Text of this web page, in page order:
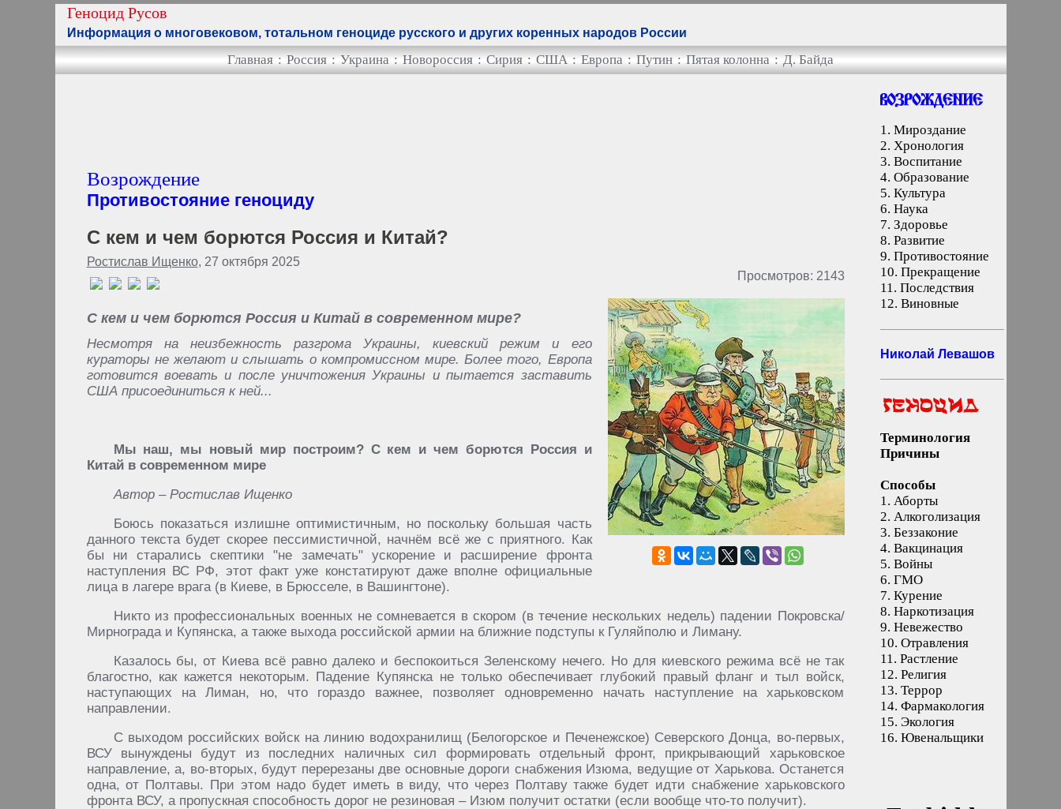
Геноцид Русов
Информация о многовековом, тотальном геноциде русского и других коренных народов России
Главная : Россия : Украина : Новороссия : Сирия : США : Европа : Путин : Пятая колонна : Д. Байда
Возрождение
Противостояние геноциду
С кем и чем борются Россия и Китай?
Ростислав Ищенко, 27 октября 2025
Просмотров: 2143
С кем и чем борются Россия и Китай в современном мире?
Несмотря на неизбежность разгрома Украины, киевский режим и его
кураторы не желают и слышать о компромиссном мире. Более того, Европа
готовится воевать и после уничтожения Украины и пытается заставить
США присоединиться к ней...
Мы наш, мы новый мир построим? С кем и чем борются Россия и
Китай в современном мире
Автор – Ростислав Ищенко
Боюсь показаться излишне оптимистичным, но поскольку большая часть
данного текста будет скорее пессимистичной, начнём всё же с приятного. Как
бы ни старались скептики "не замечать" ускорение и расширение фронта
наступления ВС РФ, этот факт уже констатируют даже вполне официальные
лица в лагере врага (в Киеве, в Брюсселе, в Вашингтоне).
Никто из профессиональных военных не сомневается в скором (в течение нескольких недель) падении Покровска/
Мирнограда и Купянска, а также выхода российской армии на ближние подступы к Гуляйполю и Лиману.
Казалось бы, от Киева всё равно далеко и беспокоиться Зеленскому нечего. Но для киевского режима всё не так
благостно, как кажется некоторым. Падение Купянска не только обеспечивает глубокий правый фланг и тыл войск,
наступающих на Лиман, но, что гораздо важнее, позволяет одновременно начать наступление на харьковском
направлении.
С выходом российских войск на линию водохранилищ (Белогорское и Печенежское) Северского Донца, во-первых,
ВСУ вынуждены будут из последних наличных сил формировать отдельный фронт, прикрывающий харьковское
направление, а, во-вторых, будут перерезаны две основные дороги снабжения Изюма, ведущие от Харькова. Останется
одна, от Полтавы. При этом надо будет иметь в виду, что через Полтаву также будет идти снабжение харьковского
фронта ВСУ, а пропускная способность дорог не резиновая – Изюм получит остатки (если вообще что-то получит).
1. Мироздание
2. Хронология
3. Воспитание
4. Образование
5. Культура
6. Наука
7. Здоровье
8. Развитие
9. Противостояние
10. Прекращение
11. Последствия
12. Виновные
Николай Левашов
Терминология
Причины
Способы
1. Аборты
2. Алкоголизация
3. Беззаконие
4. Вакцинация
5. Войны
6. ГМО
7. Курение
8. Наркотизация
9. Невежество
10. Отравления
11. Растление
12. Религия
13. Террор
14. Фармакология
15. Экология
16. Ювенальщики